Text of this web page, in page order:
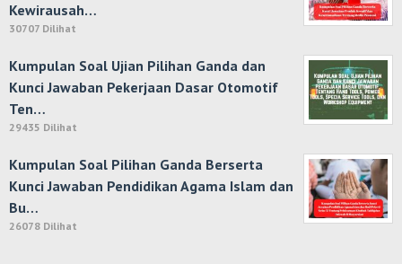
Kewirausah…
30707 Dilihat
Kumpulan Soal Ujian Pilihan Ganda dan
Kunci Jawaban Pekerjaan Dasar Otomotif
Ten…
29435 Dilihat
Kumpulan Soal Pilihan Ganda Berserta
Kunci Jawaban Pendidikan Agama Islam dan
Bu…
26078 Dilihat